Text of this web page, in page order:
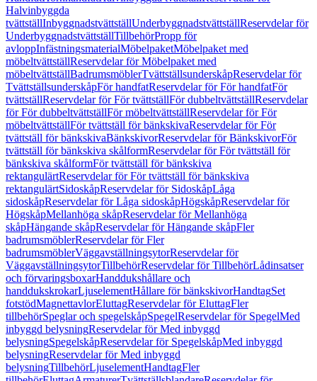
Halvinbyggda
tvättställInbyggnadstvättställUnderbyggnadstvättställReservdelar för
UnderbyggnadstvättställTillbehörPropp för
avloppInfästningsmaterialMöbelpaketMöbelpaket med
möbeltvättställReservdelar för Möbelpaket med
möbeltvättställBadrumsmöblerTvättställsunderskåpReservdelar för
TvättställsunderskåpFör handfatReservdelar för För handfatFör
tvättställReservdelar för För tvättställFör dubbeltvättställReservdelar
för För dubbeltvättställFör möbeltvättställReservdelar för För
möbeltvättställFör tvättställ för bänkskivaReservdelar för För
tvättställ för bänkskivaBänkskivorReservdelar för BänkskivorFör
tvättställ för bänkskiva skålformReservdelar för För tvättställ för
bänkskiva skålformFör tvättställ för bänkskiva
rektangulärtReservdelar för För tvättställ för bänkskiva
rektangulärtSidoskåpReservdelar för SidoskåpLåga
sidoskåpReservdelar för Låga sidoskåpHögskåpReservdelar för
HögskåpMellanhöga skåpReservdelar för Mellanhöga
skåpHängande skåpReservdelar för Hängande skåpFler
badrumsmöblerReservdelar för Fler
badrumsmöblerVäggavställningsytorReservdelar för
VäggavställningsytorTillbehörReservdelar för TillbehörLådinsatser
och förvaringsboxarHanddukshållare och
handdukskrokarLjuselementHållare för bänkskivorHandtagSet
fotstödMagnettavlorEluttagReservdelar för EluttagFler
tillbehörSpeglar och spegelskåpSpegelReservdelar för SpegelMed
inbyggd belysningReservdelar för Med inbyggd
belysningSpegelskåpReservdelar för SpegelskåpMed inbyggd
belysningReservdelar för Med inbyggd
belysningTillbehörLjuselementHandtagFler